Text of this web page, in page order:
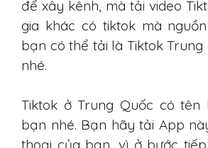
để xây kênh, mà tải video
gia khác có tiktok mà
bạn có thể tải là Tiktok
nhé.
Tiktok ở Trung Quốc có tên
bạn nhé. Bạn hãy tải App